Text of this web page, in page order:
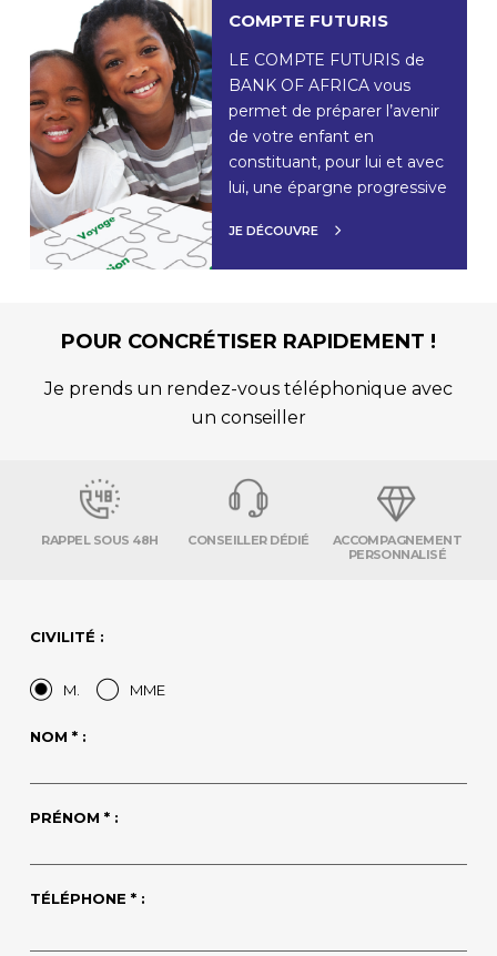
COMPTE FUTURIS
LE COMPTE FUTURIS de
BANK OF AFRICA vous
permet de préparer l’avenir
de votre enfant en
constituant, pour lui et avec
lui, une épargne progressive
JE DÉCOUVRE
POUR CONCRÉTISER RAPIDEMENT !
Je prends un rendez-vous téléphonique avec
un conseiller
RAPPEL SOUS 48H CONSEILLER DÉDIÉ
ACCOMPAGNEMENT
PERSONNALISÉ
CIVILITÉ :
M. MME
NOM * :
PRÉNOM * :
TÉLÉPHONE * :